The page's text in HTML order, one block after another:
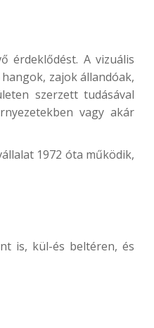
érdeklődést. A vizuális
zajok állandóak,
szerzett tudásával
vagy akár
1972 óta működik,
is, kül-és beltéren, és